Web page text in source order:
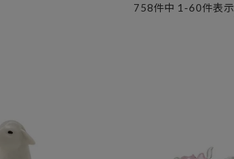
758件中 1 -60件表示